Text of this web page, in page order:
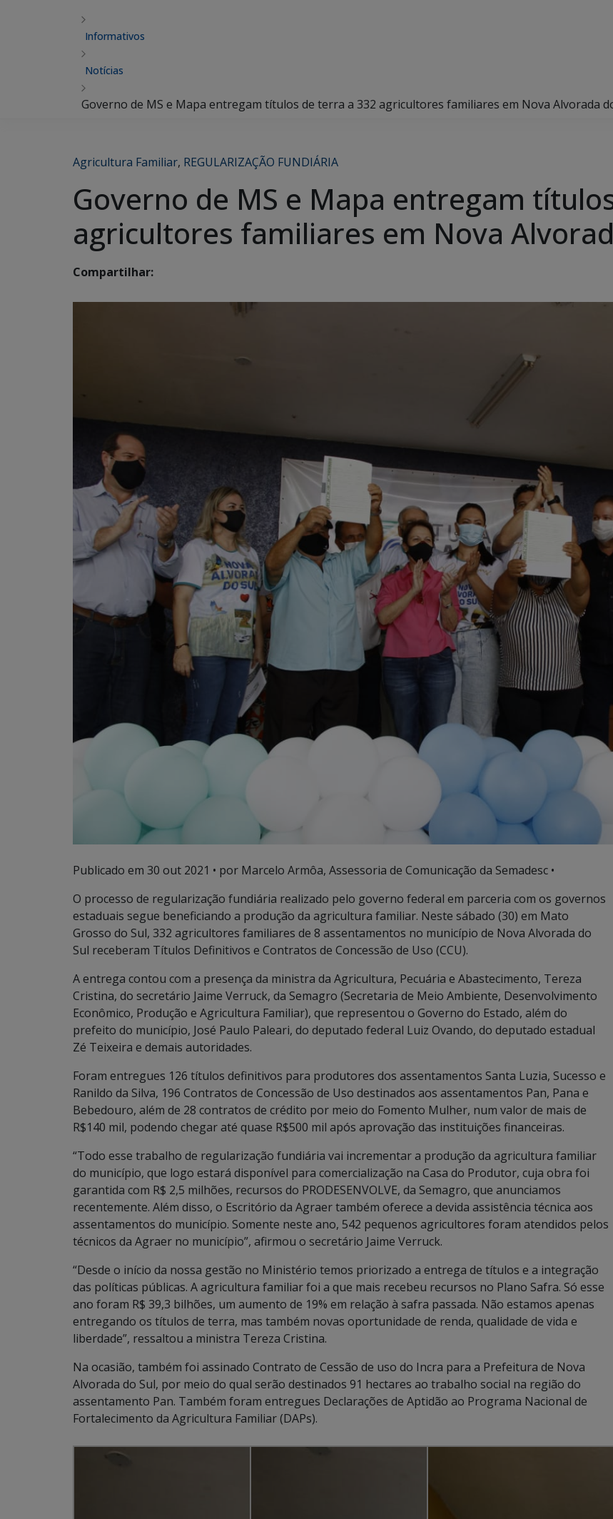
Informativos
Notícias
Governo de MS e Mapa entregam títulos de terra a 332 agricultores familiares em Nova Alvorada
Agricultura Familiar, REGULARIZAÇÃO FUNDIÁRIA
Governo de MS e Mapa entregam
agricultores familiares em Nova
Compartilhar:
Publicado em 30 out 2021 • por Marcelo Armôa, Assessoria de Comunicação da Semadesc •
O processo de regularização fundiária realizado pelo governo federal em parceria com os governos
estaduais segue beneficiando a produção da agricultura familiar. Neste sábado (30) em Mato
Grosso do Sul, 332 agricultores familiares de 8 assentamentos no município de Nova Alvorada do
Sul receberam Títulos Definitivos e Contratos de Concessão de Uso (CCU).
A entrega contou com a presença da ministra da Agricultura, Pecuária e Abastecimento, Tereza
Cristina, do secretário Jaime Verruck, da Semagro (Secretaria de Meio Ambiente, Desenvolvimento
Econômico, Produção e Agricultura Familiar), que representou o Governo do Estado, além do
prefeito do município, José Paulo Paleari, do deputado federal Luiz Ovando, do deputado estadual
Zé Teixeira e demais autoridades.
Foram entregues 126 títulos definitivos para produtores dos assentamentos Santa Luzia, Sucesso e
Ranildo da Silva, 196 Contratos de Concessão de Uso destinados aos assentamentos Pan, Pana e
Bebedouro, além de 28 contratos de crédito por meio do Fomento Mulher, num valor de mais de
R$140 mil, podendo chegar até quase R$500 mil após aprovação das instituições financeiras.
“Todo esse trabalho de regularização fundiária vai incrementar a produção da agricultura familiar
do município, que logo estará disponível para comercialização na Casa do Produtor, cuja obra foi
garantida com R$ 2,5 milhões, recursos do PRODESENVOLVE, da Semagro, que anunciamos
recentemente. Além disso, o Escritório da Agraer também oferece a devida assistência técnica aos
assentamentos do município. Somente neste ano, 542 pequenos agricultores foram atendidos pelos
técnicos da Agraer no município”, afirmou o secretário Jaime Verruck.
“Desde o início da nossa gestão no Ministério temos priorizado a entrega de títulos e a integração
das políticas públicas. A agricultura familiar foi a que mais recebeu recursos no Plano Safra. Só esse
ano foram R$ 39,3 bilhões, um aumento de 19% em relação à safra passada. Não estamos apenas
entregando os títulos de terra, mas também novas oportunidade de renda, qualidade de vida e
liberdade”, ressaltou a ministra Tereza Cristina.
Na ocasião, também foi assinado Contrato de Cessão de uso do Incra para a Prefeitura de Nova
Alvorada do Sul, por meio do qual serão destinados 91 hectares ao trabalho social na região do
assentamento Pan. Também foram entregues Declarações de Aptidão ao Programa Nacional de
Fortalecimento da Agricultura Familiar (DAPs).